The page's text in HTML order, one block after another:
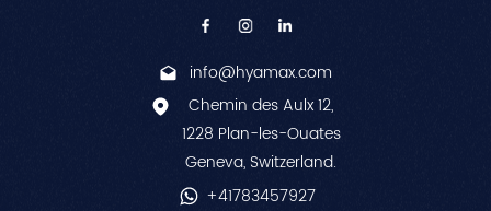
العربية
日本語
中文
info@hyamax.com
Chemin des Aulx 12,
1228 Plan-les-Ouates
Geneva, Switzerland.
+41783457927